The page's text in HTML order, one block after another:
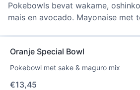
Pokebowls bevat wakame,
mais en avocado. Mayonaise met
Oranje Special Bowl
Pokebowl met sake & maguro mix
€13,45